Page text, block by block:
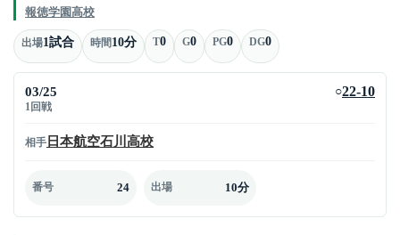
報徳学園高校
出場1試合 時間10分 T0 G0 PG0 DG0
03/25
1回戦
○22-10
相手 日本航空石川高校
番号 24 出場 10分